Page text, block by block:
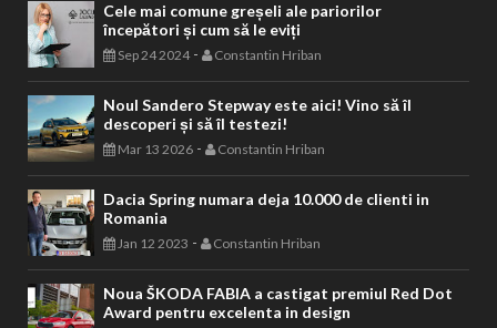
Cele mai comune greșeli ale pariorilor
începători și cum să le eviți
Sep 24 2024- Constantin Hriban
Noul Sandero Stepway este aici! Vino să îl
descoperi și să îl testezi!
Mar 13 2026 - Constantin Hriban
Dacia Spring numara deja 10.000 de clienti in
Romania
Jan 12 2023 - Constantin Hriban
Noua ŠKODA FABIA a castigat premiul Red Dot
Award pentru excelenta in design